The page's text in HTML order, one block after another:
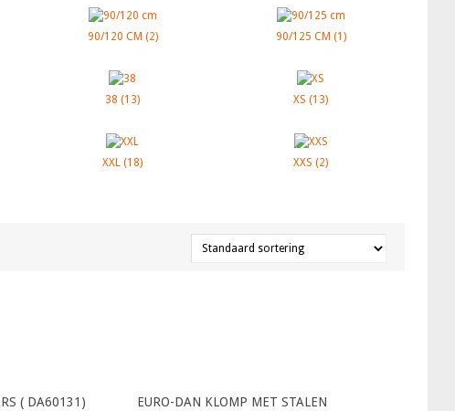
90/120 CM (2) 90/125 CM (1)
38(13) XS(13)
XXL(18) XXS(2)
( DA60131)
EURO-DAN KLOMP MET STALEN